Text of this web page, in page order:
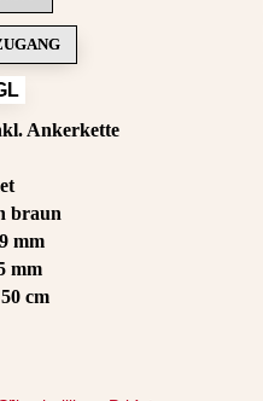
Ankerkette
braun
mm
mm
cm